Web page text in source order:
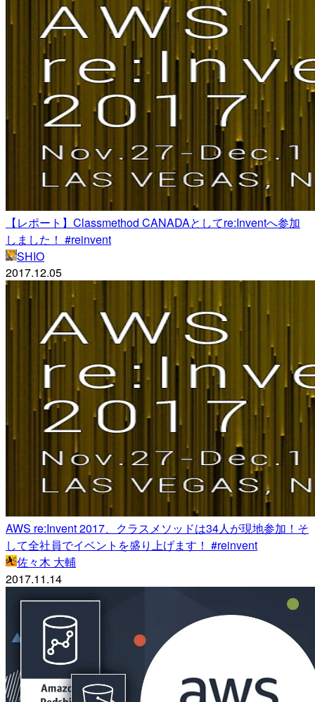
【レポート】Classmethod CANADAとしてre:Inventへ参加
しました！ #reinvent
SHIO
2017.12.05
AWS re:Invent 2017、クラスメソッドは34人が現地参加！そ
して全社員でイベントを盛り上げます！ #reinvent
佐々木 大輔
2017.11.14